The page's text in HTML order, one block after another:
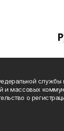
службы
и массовых
о